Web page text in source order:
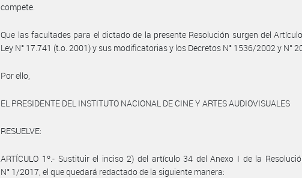
compete.
Que las facultades para el dictado de la presente Resolución surgen del
Ley N° 17.741 (t.o. 2001) y sus modificatorias y los Decretos N° 1536/2002 y N°
Por ello,
EL PRESIDENTE DEL INSTITUTO NACIONAL DE CINE Y ARTES AUDIOVISUALES
RESUELVE:
ARTÍCULO 1º.- Sustituir el inciso 2) del artículo 34 del Anexo I de la
N° 1/2017, el que quedará redactado de la siguiente manera: